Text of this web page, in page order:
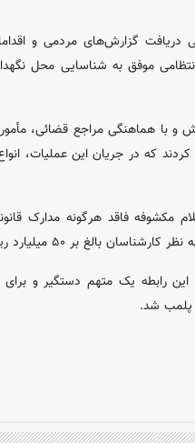
دریافت گزارش‌های مردمی و
موفق به شناسایی محل
با هماهنگی مراجع قضائی،
کردند که در جریان این عملیات،
مکشوفه فاقد هرگونه مدارک
۵۰ میلیارد ریال برآورد شده است.
رابطه یک متهم دستگیر و
پلمب شد.